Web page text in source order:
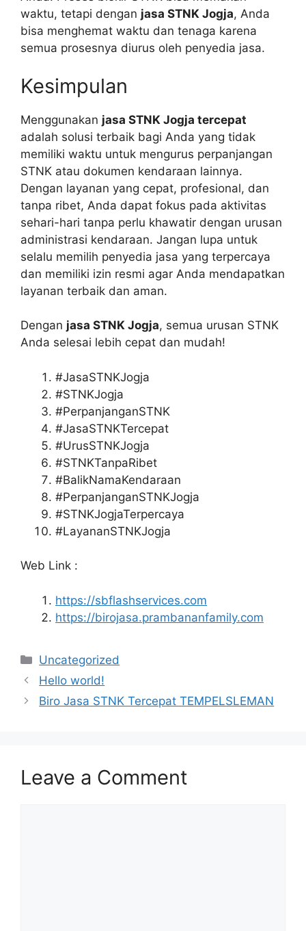
waktu, tetapi dengan jasa STNK Jogja, Anda
bisa menghemat waktu dan tenaga karena
semua prosesnya diurus oleh penyedia jasa.
Kesimpulan
Menggunakan jasa STNK Jogja tercepat
adalah solusi terbaik bagi Anda yang tidak
memiliki waktu untuk mengurus perpanjangan
STNK atau dokumen kendaraan lainnya.
Dengan layanan yang cepat, profesional, dan
tanpa ribet, Anda dapat fokus pada aktivitas
sehari-hari tanpa perlu khawatir dengan urusan
administrasi kendaraan. Jangan lupa untuk
selalu memilih penyedia jasa yang terpercaya
dan memiliki izin resmi agar Anda mendapatkan
layanan terbaik dan aman.
Dengan jasa STNK Jogja, semua urusan STNK
Anda selesai lebih cepat dan mudah!
#JasaSTNKJogja
#STNKJogja
#PerpanjanganSTNK
#JasaSTNKTercepat
#UrusSTNKJogja
#STNKTanpaRibet
#BalikNamaKendaraan
#PerpanjanganSTNKJogja
#STNKJogjaTerpercaya
#LayananSTNKJogja
Web Link :
https://sbflashservices.com
https://birojasa.prambananfamily.com
Categories
Uncategorized
Hello world!
Biro Jasa STNK Tercepat TEMPELSLEMAN
Leave a Comment